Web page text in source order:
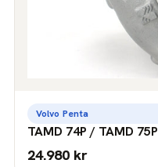
Volvo Penta
TAMD 74P / TAMD 75P
24.980 kr